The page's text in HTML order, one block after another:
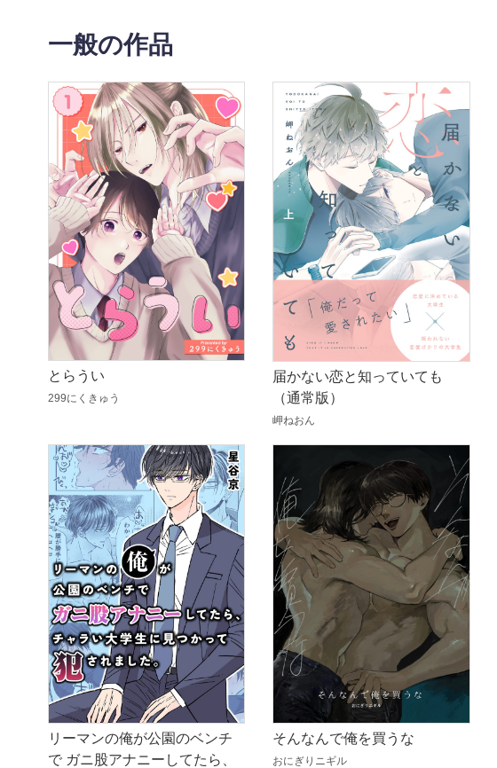
一般の作品
とらうい
299にくきゅう
届かない恋と知っていても
（通常版）
岬ねおん
リーマンの俺が公園のベンチ
で ガニ股アナニーしてたら、
そんなんで俺を買うな
おにぎりニギル